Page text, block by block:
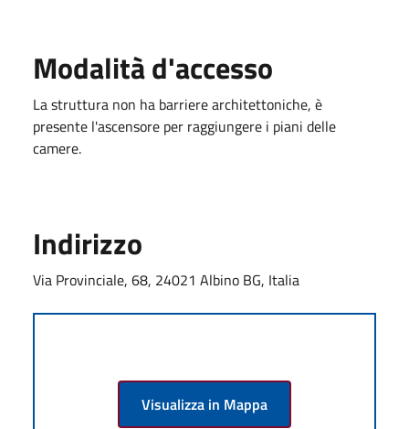
Modalità d'accesso
La struttura non ha barriere architettoniche, è
presente l'ascensore per raggiungere i piani delle
camere.
Indirizzo
Via Provinciale, 68, 24021 Albino BG, Italia
Visualizza in Mappa